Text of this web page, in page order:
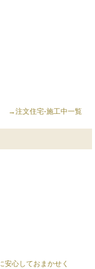
→注文住宅-施工中一覧
安心しておまかせく